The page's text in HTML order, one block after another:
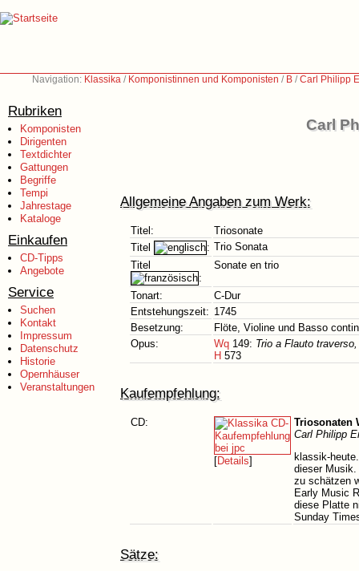
Navigation: Klassika / Komponistinnen und Komponisten / B /Carl Philipp
Rubriken
Komponisten
Dirigenten
Textdichter
Gattungen
Begriffe
Tempi
Jahrestage
Kataloge
Einkaufen
CD-Tipps
Angebote
Service
Suchen
Kontakt
Impressum
Datenschutz
Historie
Opernhäuser
Veranstaltungen
Carl
Allgemeine Angaben zum Werk:
Titel:
Triosonate
Titel
: Trio Sonata
Titel
:
Sonate en trio
Tonart:
C-Dur
Entstehungszeit: 1745
Besetzung:
Flöte, Violine und Basso
Opus:
Wq 149: Trio a Flauto
H 573
Kaufempfehlung:
CD:
[Details]
Triosonaten
Carl Philipp
klassik-
dieser
zu schätzen
Early Music
diese Platte
Sunday
Sätze: